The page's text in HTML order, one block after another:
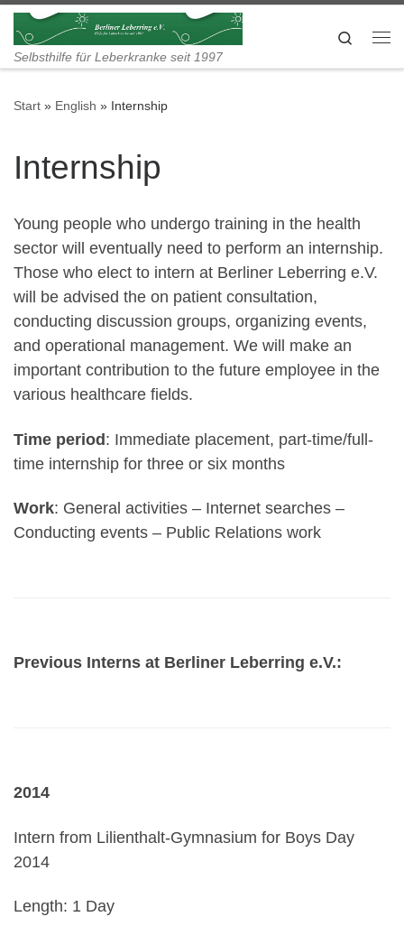
Zum Inhalt springen
Selbsthilfe für Leberkranke seit 1997
Search
Start » English » Internship
Internship
Young people who undergo training in the health
sector will eventually need to perform an internship.
Those who elect to intern at Berliner Leberring e.V.
will be advised the on patient consultation,
conducting discussion groups, organizing events,
and operational management. We will make an
important contribution to the future employee in the
various healthcare fields.
Time period: Immediate placement, part-time/full-
time internship for three or six months
Work: General activities – Internet searches –
Conducting events – Public Relations work
Previous Interns at Berliner Leberring e.V.:
2014
Intern from Lilienthalt-Gymnasium for Boys Day
2014
Length: 1 Day